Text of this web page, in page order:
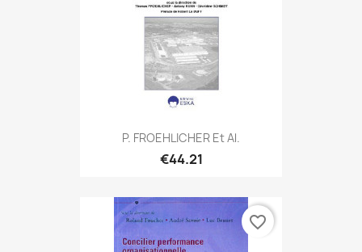
P. FROEHLICHER Et Al.
€44.21
favorite_border